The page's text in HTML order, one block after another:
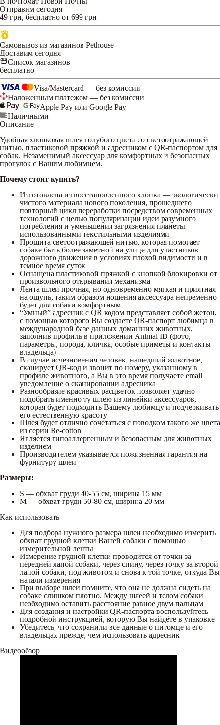
Отправим сегодня
49 грн, бесплатно от 699 грн
Самовывоз из магазинов Pethouse
Доставим сегодня
Список магазинов
бесплатно
Visa/Mastercard — без комиссии
Наложенным платежом — без комиссии
Apple Pay или Google Pay
Наличными
Описание
Удобная хлопковая шлея голубого цвета со светоотражающей
нитью, пластиковой пряжкой и адресником с QR-паспортом для
собак. Незаменимый аксессуар для комфортных и безопасных
прогулок с Вашим любимцем.
Почему стоит купить?
Изготовлена из восстановленного хлопка — экологически
чистого материала нового поколения, прошедшего
повторный цикл переработки посредством современных
технологий с целью популяризации идеи разумного
потребления и уменьшения загрязнения планеты
использованными текстильными изделиями
Прошита светоотражающей нитью, которая помогает
собаке быть более заметной на улице для участников
дорожного движения в условиях плохой видимости и в
темное время суток
Оснащена пластиковой пряжкой с кнопкой блокировки от
произвольного открывания механизма
Лента шлеи прочная, но одновременно мягкая и приятная
на ощупь, таким образом ношения аксессуара непременно
будет для собаки комфортным
“Умный” адресник с QR кодом представляет собой жетон,
с помощью которого Вы создаете QR-паспорт любимца в
международной базе данных домашних животных,
заполнив профиль в приложении Animal ID (фото,
параметры, порода, кличка, особые приметы и контакты
владельца)
В случае исчезновения человек, нашедший животное,
сканирует QR-код и звонит по номеру, указанному в
профиле животного, а Вы в это время получаете email
уведомление о сканировании адресника
Разнообразие красивых расцветок позволяет удачно
подобрать именно ту шлею из линейки аксессуаров,
которая будет подходить Вашему любимцу и подчеркивать
его естественную красоту
Шлея будет отлично сочетаться с поводком такого же цвета
из серии Re-cotton
Является гипоаллергенным и безопасным для животных
изделием
Производителем указывается пожизненная гарантия на
фурнитуру шлеи
Размеры:
S — обхват груди 40-55 см, ширина 15 мм
М — обхват груди 50-80 см, ширина 20 мм
Как использовать
Для подбора нужного размера шлеи необходимо измерить
обхват грудной клетки Вашей собаки с помощью
измерительной ленты
Измерение грудной клетки проводится от точки за
передней лапой собаки, через спину, через точку за второй
лапой собаки, под животом и снова к той точке, откуда Вы
начали измерения
При выборе шлеи помните, что она не должна сидеть на
собаке слишком плотно. Между шлеей и телом собаки
необходимо оставить расстояние равное двум пальцам
Для создания и настройки QR-паспорта воспользуйтесь
подробной инструкцией, которую Вы найдёте в упаковке
Убедитесь, что сохранили все данные о питомце и его
владельцах прежде, чем использовать адресник
Видеообзор